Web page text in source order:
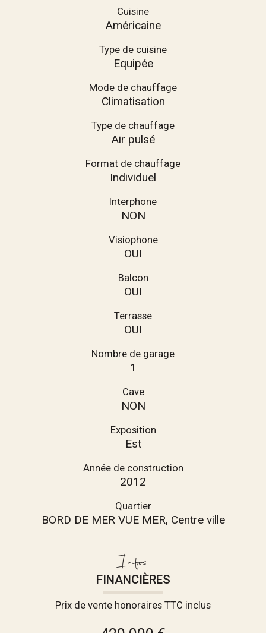
Cuisine
Américaine
Type de cuisine
Equipée
Mode de chauffage
Climatisation
Type de chauffage
Air pulsé
Format de chauffage
Individuel
Interphone
NON
Visiophone
OUI
Balcon
OUI
Terrasse
OUI
Nombre de garage
1
Cave
NON
Exposition
Est
Année de construction
2012
Quartier
BORD DE MER VUE MER, Centre ville
Infos
FINANCIÈRES
Prix de vente honoraires TTC inclus